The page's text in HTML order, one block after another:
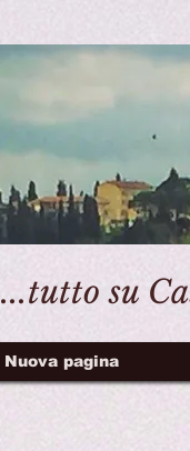
...tutto su
Nuova pagina